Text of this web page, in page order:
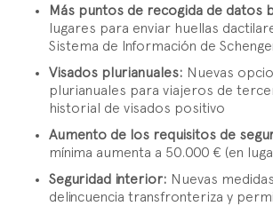
Más puntos de recogida de datos
lugares para enviar huellas
Sistema de Información de
Visados plurianuales: Nuevas
plurianuales para viajeros de
historial de visados positivo
Aumento de los requisitos de
mínima aumenta a 50.000 € (en
Seguridad interior: Nuevas
delincuencia transfronteriza y